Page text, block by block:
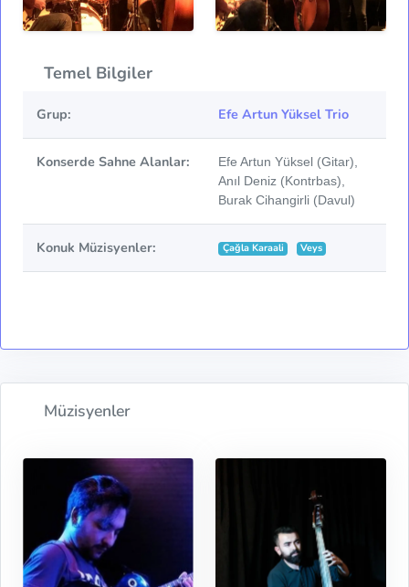
Temel Bilgiler
Grup: Efe Artun Yüksel Trio
Konserde Sahne Alanlar:
Efe Artun Yüksel (Gitar),
Anıl Deniz (Kontrbas),
Burak Cihangirli (Davul)
Konuk Müzisyenler: Çağla Karaali Veys
Müzisyenler